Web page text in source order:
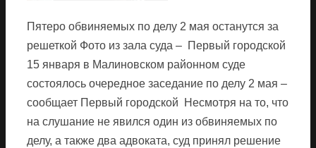
Пятеро обвиняемых по делу 2 мая останутся за
решеткой Фото из зала суда – Первый городской
15 января в Малиновском районном суде
состоялось очередное заседание по делу 2 мая –
сообщает Первый городской Несмотря на то, что
на слушание не явился один из обвиняемых по
делу, а также два адвоката, суд принял решение